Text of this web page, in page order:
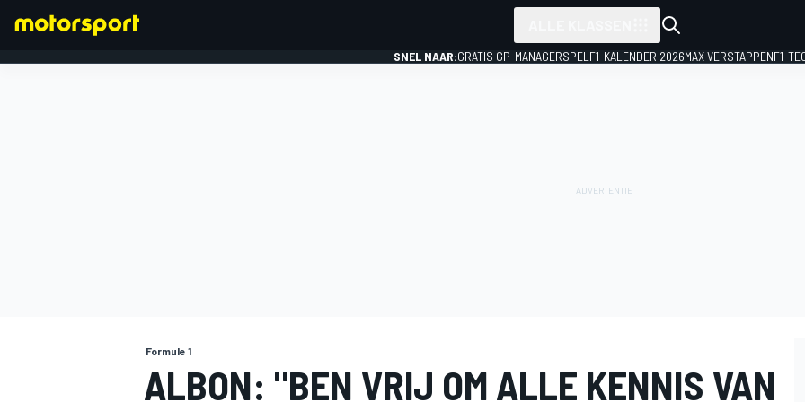
SNEL NAAR:GRATIS GP-MANAGERSPEL F1-KALENDER 2026MAX VERSTAPPENF1-
Formule 1
ALBON: "BEN VRIJ OM ALLE KENNIS VAN